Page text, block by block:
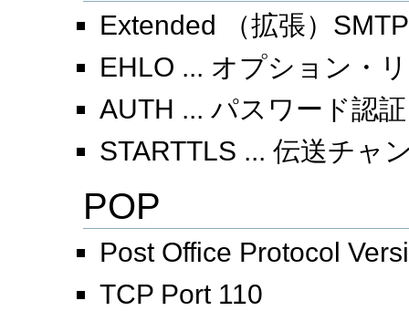
Extended （拡張）SMTP
EHLO ... オプション・
AUTH ... パスワード認証
STARTTLS ... 伝送チャ
POP
Post Office Protocol
TCP Port 110